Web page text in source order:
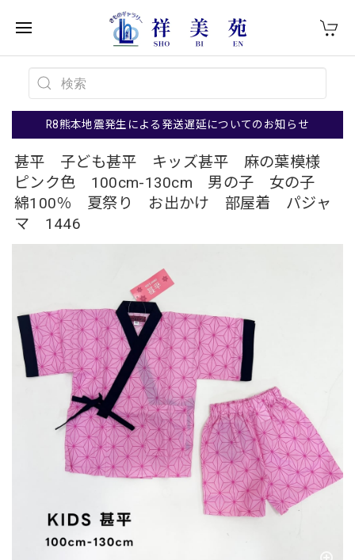
R8熊本地震発生による発送遅延についてのお知らせ
甚平 子ども甚平 キッズ甚平 麻の葉模様
ピンク色 100cm-130cm 男の子 女の子
綿100％ 夏祭り お出かけ 部屋着 パジャ
マ 1446